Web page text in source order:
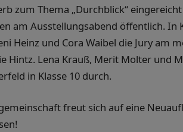
zum Thema „Durchblick“
am Ausstellungsabend öffentlich. In
Heinz und Cora Waibel die Jury am
Hintz. Lena Krauß, Merit Molter und
in Klasse 10 durch.
freut sich auf eine